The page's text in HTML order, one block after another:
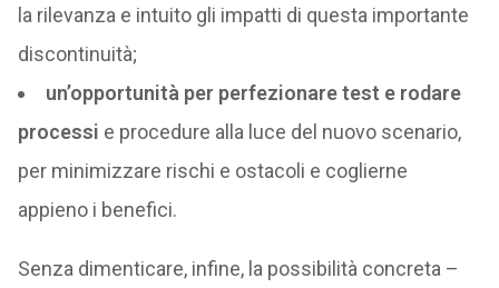
la rilevanza e intuito gli impatti di questa importante
discontinuità;
un’opportunità per perfezionare test e rodare
processi e procedure alla luce del nuovo scenario,
per minimizzare rischi e ostacoli e coglierne
appieno i benefici.
Senza dimenticare, infine, la possibilità concreta –